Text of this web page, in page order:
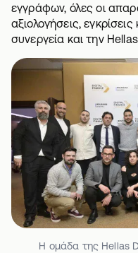
εγγράφων, όλες οι
αξιολογήσεις,
συνεργεία και την
Η ομάδα της Hellas